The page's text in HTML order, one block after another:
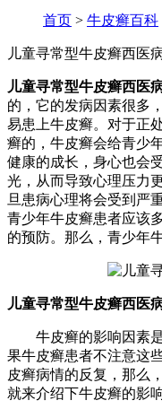
首页 > 牛皮癣百科
儿童寻常型牛皮癣西医
儿童寻常型牛皮癣西医
的，它的发病因素很多
易患上牛皮癣。对于正
癣的，牛皮癣会给青少
健康的成长，身心也会
光，从而导致心理压力
旦患病心理将会受到严
青少年牛皮癣患者应该
的预防。那么，青少年
儿童寻常型牛皮癣西医
牛皮癣的影响因素是
果牛皮癣患者不注意这
皮癣病情的反复，那么
就来介绍下牛皮癣的影